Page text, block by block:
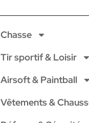
Chasse
Tir sportif & Loisir
Airsoft & Paintball
Vêtements &